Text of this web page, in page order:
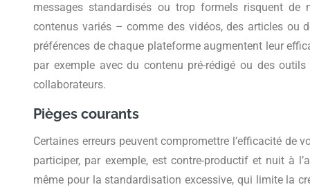
messages standardisés ou trop formels risquent de
contenus variés – comme des vidéos, des articles ou
préférences de chaque plateforme augmentent leur
par exemple avec du contenu pré-rédigé ou des
collaborateurs.
Pièges courants
Certaines erreurs peuvent compromettre l’efficacité de
participer, par exemple, est contre-productif et nuit à
même pour la standardisation excessive, qui limite la